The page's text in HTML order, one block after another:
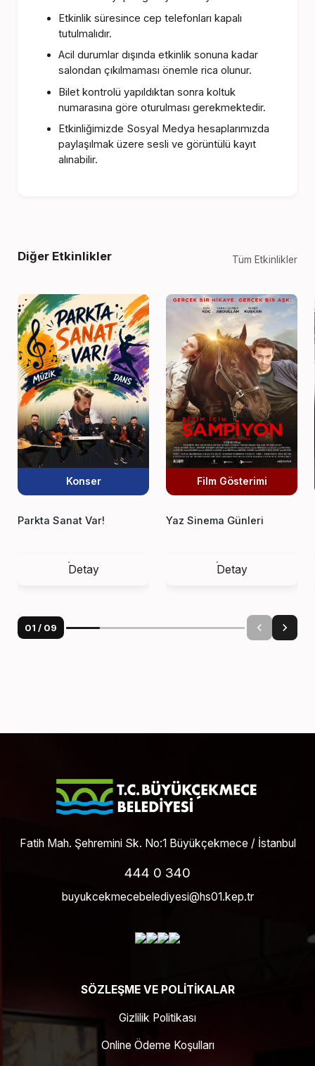
Etkinlik süresince cep telefonları kapalı
tutulmalıdır.
Acil durumlar dışında etkinlik sonuna kadar
salondan çıkılmaması önemle rica olunur.
Bilet kontrolü yapıldıktan sonra koltuk
numarasına göre oturulması gerekmektedir.
Etkinliğimizde Sosyal Medya hesaplarımızda
paylaşılmak üzere sesli ve görüntülü kayıt
alınabilir.
Diğer Etkinlikler Tüm Etkinlikler
Konser
Parkta Sanat Var!
Detay
Film Gösterimi
Yaz Sinema Günleri
Detay
01 / 09
Fatih Mah. Şehremini Sk. No:1 Büyükçekmece / İstanbul
444 0 340
buyukcekmecebelediyesi@hs01.kep.tr
SÖZLEŞME VE POLITIKALAR
Gizlilik Politikası
Online Ödeme Koşulları